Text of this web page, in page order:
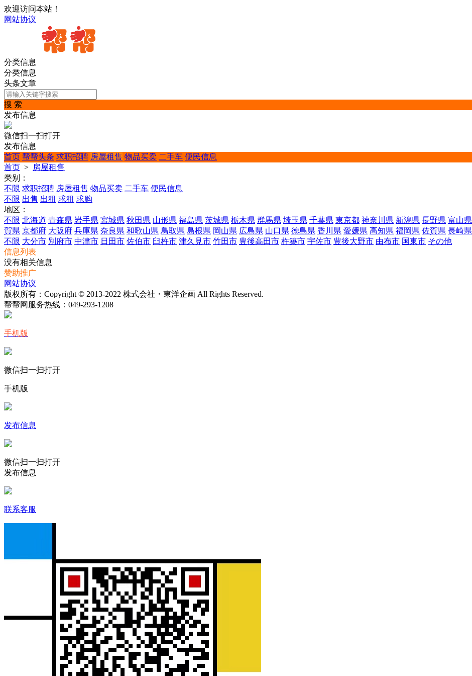
欢迎访问本站！
网站协议
分类信息
分类信息
头条文章
搜 索
发布信息
微信扫一扫打开
发布信息
首页 帮帮头条 求职招聘 房屋租售 物品买卖 二手车 便民信息
首页 > 房屋租售
类别：
不限 求职招聘 房屋租售 物品买卖 二手车 便民信息
不限 出售 出租 求租 求购
地区：
不限 北海道 青森県 岩手県 宮城県 秋田県 山形県 福島県 茨城県 栃木県 群馬県 埼玉県 千葉県 東京都 神奈川県 新潟県 長野県 富山県
賀県 京都府 大阪府 兵庫県 奈良県 和歌山県 鳥取県 島根県 岡山県 広島県 山口県 徳島県 香川県 愛媛県 高知県 福岡県 佐賀県 長崎県
不限 大分市 別府市 中津市 日田市 佐伯市 臼杵市 津久見市 竹田市 豊後高田市 杵築市 宇佐市 豊後大野市 由布市 国東市 その他
信息列表
没有相关信息
赞助推广
网站协议
版权所有：Copyright © 2013-2022 株式会社・東洋企画 All Rights Reserved.
帮帮网服务热线： 049-293-1208
手机版
微信扫一扫打开
手机版
发布信息
微信扫一扫打开
发布信息
联系客服